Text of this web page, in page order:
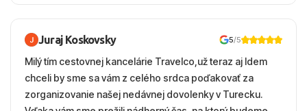
Juraj Koskovsky 5/5
Milý tím cestovnej kancelárie Travelco,už teraz aj Idem
chceli by sme sa vám z celého srdca poďakovať za
zorganizovanie našej nedávnej dovolenky v Turecku.